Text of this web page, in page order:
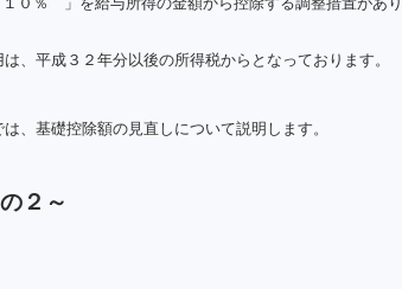
、平成３２年分以後の所得税からとなっております。
、基礎控除額の見直しについて説明します。
２～